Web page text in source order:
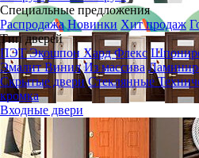
Специальные предложения
Распродажа Новинки Хит продаж
Тип дверей
ПЭТЭкошпон Хард Флекс
ЭмалитВинил Из массива
Скрытые двери Стеклянные
кромка
Входные двери